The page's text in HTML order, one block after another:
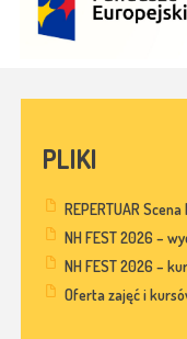
PLIKI
REPERTUAR
NH FEST 2026 –
NH FEST 2026 –
Oferta zajęć i